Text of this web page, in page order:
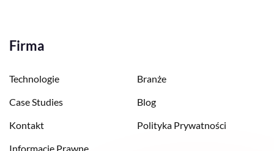
Firma
Technologie
Branże
Case Studies
Blog
Kontakt
Polityka Prywatności
Informacje Prawne